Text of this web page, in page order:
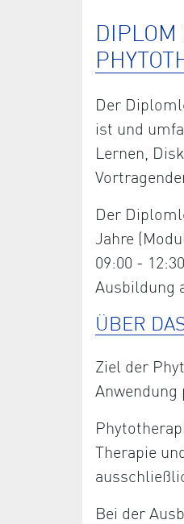
DIPLOM
Der
ist und
Lernen,
Der
Jahre
09:00 -
Ausbildung
ÜBER
Ziel der
Therapie
Bei der